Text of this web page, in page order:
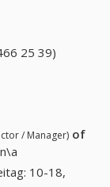
25 39)
/ Manager) of
n\a
10-18,